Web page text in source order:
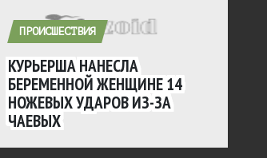
ПРОИСШЕСТВИЯ
КУРЬЕРША НАНЕСЛА
БЕРЕМЕННОЙ ЖЕНЩИНЕ 14
НОЖЕВЫХ УДАРОВ ИЗ-ЗА
ЧАЕВЫХ